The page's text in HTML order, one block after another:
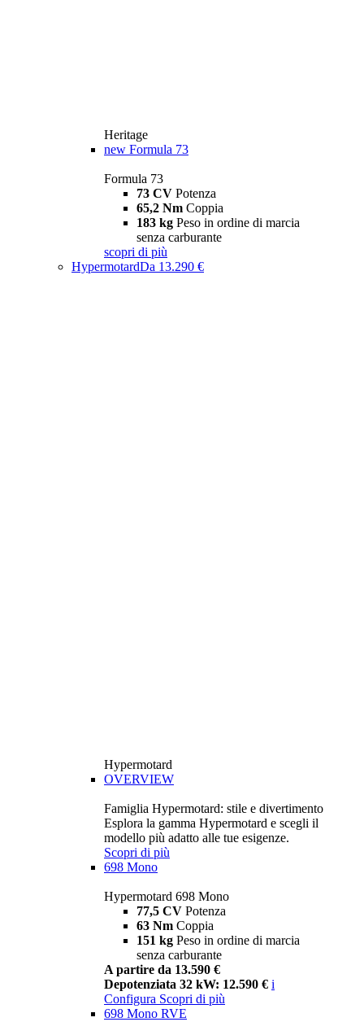
Heritage
new Formula 73
Formula 73
73 CV Potenza
65,2 Nm Coppia
183 kg Peso in ordine di marcia
senza carburante
scopri di più
HypermotardDa 13.290 €
Hypermotard
OVERVIEW
Famiglia Hypermotard: stile e divertimento
Esplora la gamma Hypermotard e scegli il
modello più adatto alle tue esigenze.
Scopri di più
698 Mono
Hypermotard 698 Mono
77,5 CV Potenza
63 Nm Coppia
151 kg Peso in ordine di marcia
senza carburante
A partire da 13.590 €
Depotenziata 32 kW: 12.590 € i
Configura Scopri di più
698 Mono RVE